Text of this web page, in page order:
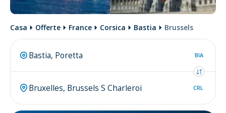
Casa Offerte France Corsica Bastia Brussels
BIA
CRL